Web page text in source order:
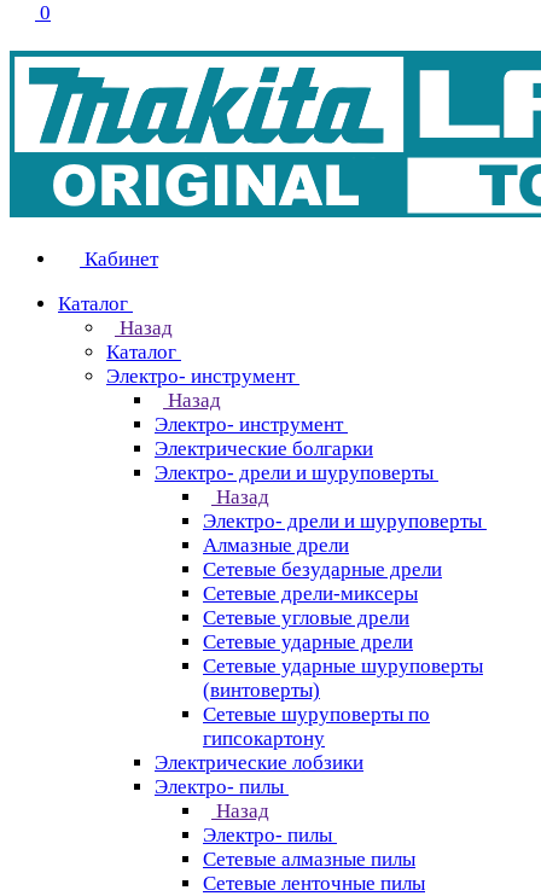
0
Кабинет
Каталог
Назад
Каталог
Электро- инструмент
Назад
Электро- инструмент
Электрические болгарки
Электро- дрели и шуруповерты
Назад
Электро- дрели и шуруповерты
Алмазные дрели
Сетевые безударные дрели
Сетевые дрели-миксеры
Сетевые угловые дрели
Сетевые ударные дрели
Сетевые ударные шуруповерты
(винтоверты)
Сетевые шуруповерты по
гипсокартону
Электрические лобзики
Электро- пилы
Назад
Электро- пилы
Сетевые алмазные пилы
Сетевые ленточные пилы